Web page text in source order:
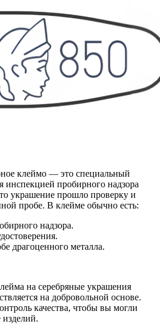
клеймо — это специальный
инспекцией пробирного надзора
украшение прошло проверку и
пробе. В клейме обычно есть:
надзора.
драгоценного металла.
на серебряные украшения
на добровольной основе.
качества, чтобы вы могли
изделий.